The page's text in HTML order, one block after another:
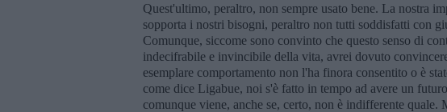
Quest'ultimo, peraltro, non sempre usato bene. La nostra
sopporta i nostri bisogni, peraltro non tutti soddisfatti con
Comunque, siccome sono convinto che questo senso di
indecifrabile e invincibile della vita, avrei dovuto
esemplare comportamento non l'ha finora consentito o è
come dice Ligabue, noi s'è fatto in tempo ad avere un
comunque viene, anche se, certo, non è indifferente